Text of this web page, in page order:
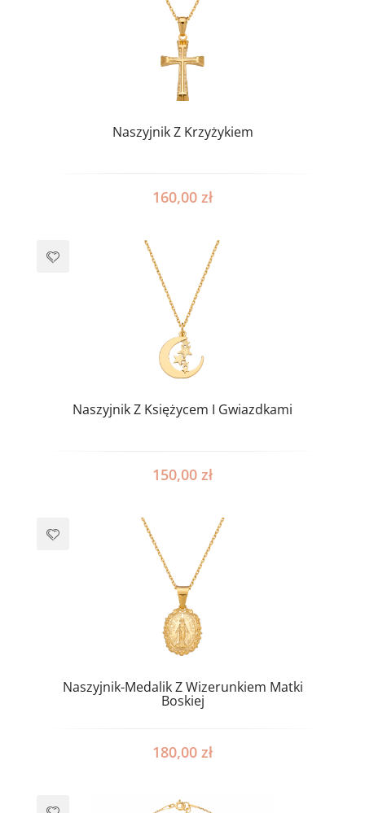
Naszyjnik Z Krzyżykiem
160,00 zł
Naszyjnik Z Księżycem I Gwiazdkami
150,00 zł
Naszyjnik-Medalik Z Wizerunkiem Matki
Boskiej
180,00 zł